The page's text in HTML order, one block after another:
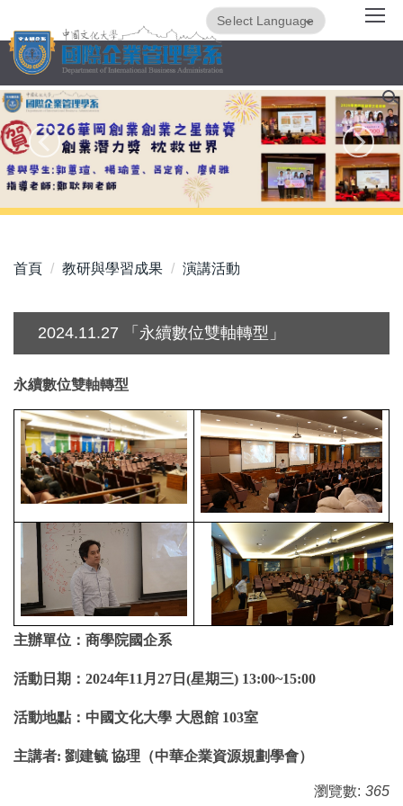
到
主
內
容
區
Translate
首頁 教研與學習成果 演講活動
2024.11.27 「永續數位雙軸轉型」
永續數位雙軸轉型
主辦單位：商學院國企系
活動日期：2024年11月27日(星期三) 13:00~15:00
活動地點：中國文化大學 大恩館 103室
主講者: 劉建毓 協理（中華企業資源規劃學會）
瀏覽數: 365